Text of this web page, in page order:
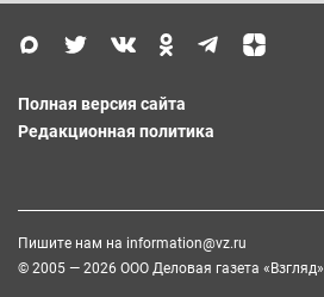
Полная версия сайта
Редакционная политика
Пишите нам на information@vz.ru
© 2005 — 2026 ООО Деловая газета «Взгляд»